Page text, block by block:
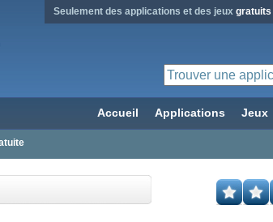
Seulement des applications et des jeux gratuits
Accueil Applications Jeux